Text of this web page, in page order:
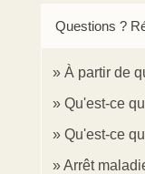
Questions ?
À partir de
Qu'est-ce
Qu'est-ce
Arrêt